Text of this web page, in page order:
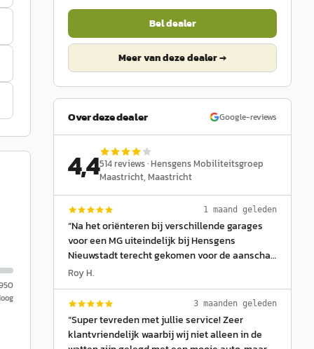
Bel dealer
Meer van deze dealer →
Over deze dealer Google-reviews
4,4514reviews ·Hensgens Mobiliteitsgroep
Maastricht, Maastricht
1 maand geleden
“Na het oriënteren bij verschillende garages
voor een MG uiteindelijk bij Hensgens
Nieuwstadt terecht gekomen voor de aanschaf
voor mijn MG, Hier ben ik perfect geholpen en
hoogte gehouden en er wordt duidelijke uitleg
gegeven over de aankoop en eventueel
bijbehorende opties, ze zijn eerlijk,open en
transparant en hebben niks te verbergen. Met
Roy H.
3 maanden geleden
“Super tevreden met jullie service! Zeer
klantvriendelijk waarbij wij niet alleen in de